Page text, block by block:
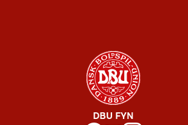
DBU FYN